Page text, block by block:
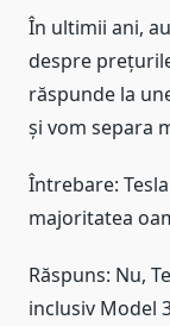
În ultimii ani,
despre
răspunde la
și vom separa
Întrebare:
majoritatea
Răspuns: Nu,
inclusiv Model